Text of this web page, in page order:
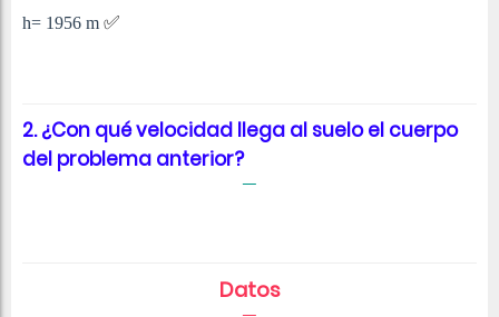
h= 1956 m ✅
2. ¿Con qué velocidad llega al suelo el cuerpo
del problema anterior?
Datos